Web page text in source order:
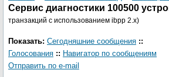
Сервис диагностики 100500
транзакций с использованием ibpp 2.x)
Показать: Сегодняшние сообщения ::
Голосования :: Навигатор по сообщениям
Отправить по e-mail